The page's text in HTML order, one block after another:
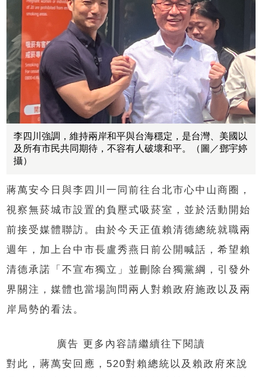
李四川強調，維持兩岸和平與台海穩定，是台灣、美國以
及所有市民共同期待，不容有人破壞和平。（圖／鄧宇婷
攝）
蔣萬安今日與李四川一同前往台北市心中山商圈，
視察無菸城市設置的負壓式吸菸室，並於活動開始
前接受媒體聯訪。由於今天正值賴清德總統就職兩
週年，加上台中市長盧秀燕日前公開喊話，希望賴
清德承諾「不宣布獨立」並刪除台獨黨綱，引發外
界關注，媒體也當場詢問兩人對賴政府施政以及兩
岸局勢的看法。
廣告 更多內容請繼續往下閱讀
對此，蔣萬安回應，520對賴總統以及賴政府來說